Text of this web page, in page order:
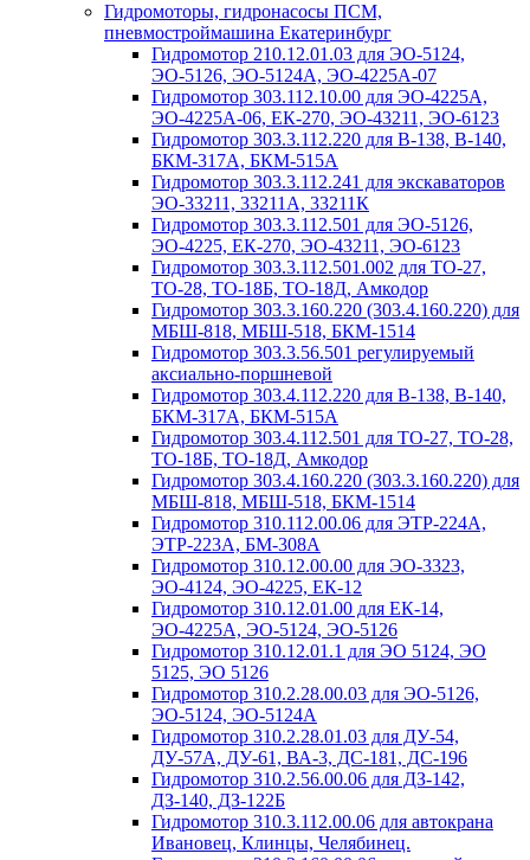
Гидромоторы, гидронасосы ПСМ,
пневмостроймашина Екатеринбург
Гидромотор 210.12.01.03 для ЭО-5124,
ЭО-5126, ЭО-5124А, ЭО-4225А-07
Гидромотор 303.112.10.00 для ЭО-4225А,
ЭО-4225А-06, ЕК-270, ЭО-43211, ЭО-6123
Гидромотор 303.3.112.220 для В-138, В-140,
БКМ-317А, БКМ-515А
Гидромотор 303.3.112.241 для экскаваторов
ЭО-33211, 33211А, 33211К
Гидромотор 303.3.112.501 для ЭО-5126,
ЭО-4225, ЕК-270, ЭО-43211, ЭО-6123
Гидромотор 303.3.112.501.002 для ТО-27,
ТО-28, ТО-18Б, ТО-18Д, Амкодор
Гидромотор 303.3.160.220 (303.4.160.220) для
МБШ-818, МБШ-518, БКМ-1514
Гидромотор 303.3.56.501 регулируемый
аксиально-поршневой
Гидромотор 303.4.112.220 для В-138, В-140,
БКМ-317А, БКМ-515А
Гидромотор 303.4.112.501 для ТО-27, ТО-28,
ТО-18Б, ТО-18Д, Амкодор
Гидромотор 303.4.160.220 (303.3.160.220) для
МБШ-818, МБШ-518, БКМ-1514
Гидромотор 310.112.00.06 для ЭТР-224А,
ЭТР-223А, БМ-308А
Гидромотор 310.12.00.00 для ЭО-3323,
ЭО-4124, ЭО-4225, ЕК-12
Гидромотор 310.12.01.00 для ЕК-14,
ЭО-4225А, ЭО-5124, ЭО-5126
Гидромотор 310.12.01.1 для ЭО 5124, ЭО
5125, ЭО 5126
Гидромотор 310.2.28.00.03 для ЭО-5126,
ЭО-5124, ЭО-5124А
Гидромотор 310.2.28.01.03 для ДУ-54,
ДУ-57А, ДУ-61, ВА-3, ДС-181, ДС-196
Гидромотор 310.2.56.00.06 для ДЗ-142,
ДЗ-140, ДЗ-122Б
Гидромотор 310.3.112.00.06 для автокрана
Ивановец, Клинцы, Челябинец.